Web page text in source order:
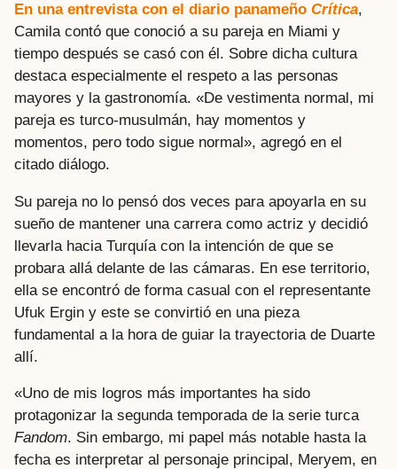
En una entrevista con el diario panameño Crítica,
Camila contó que conoció a su pareja en Miami y
tiempo después se casó con él. Sobre dicha cultura
destaca especialmente el respeto a las personas
mayores y la gastronomía. «De vestimenta normal, mi
pareja es turco-musulmán, hay momentos y
momentos, pero todo sigue normal», agregó en el
citado diálogo.
Su pareja no lo pensó dos veces para apoyarla en su
sueño de mantener una carrera como actriz y decidió
llevarla hacia Turquía con la intención de que se
probara allá delante de las cámaras. En ese territorio,
ella se encontró de forma casual con el representante
Ufuk Ergin y este se convirtió en una pieza
fundamental a la hora de guiar la trayectoria de Duarte
allí.
«Uno de mis logros más importantes ha sido
protagonizar la segunda temporada de la serie turca
Fandom. Sin embargo, mi papel más notable hasta la
fecha es interpretar al personaje principal, Meryem, en